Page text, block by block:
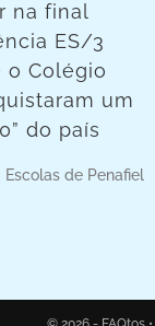
na final
ES/3
o Colégio
um
do país
Escolas de Penafiel